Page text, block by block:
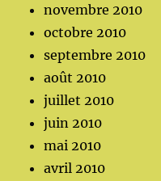
novembre 2010
octobre 2010
septembre 2010
août 2010
juillet 2010
juin 2010
mai 2010
avril 2010